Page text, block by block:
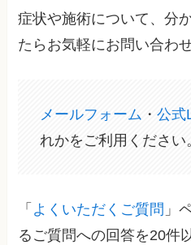
症状や施術について、分
たらお気軽にお問い合わ
メールフォーム ・公式
れかをご利用ください
「 よくいただくご質問 」
るご質問への回答を20件